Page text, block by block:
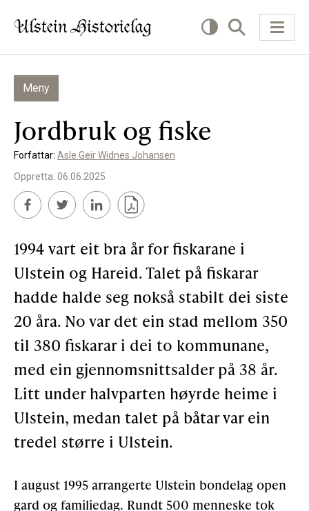
KVA VIL DU LESE OM?
Kultur
Næring
Offentlig
Personar
SLIK KAN DU BIDRA
Bidra til lokalhistorie
OM ULSTEIN HISTORIELAG
Kontakt oss
Om oss
Levd liv
Podkast
Meny
Jordbruk og fiske
Forfattar: Asle Geir Widnes Johansen
Oppretta: 06.06.2025
1994 vart eit bra år for fiskarane i
Ulstein og Hareid. Talet på fiskarar
hadde halde seg nokså stabilt dei siste
20 åra. No var det ein stad mellom 350
til 380 fiskarar i dei to kommunane,
med ein gjennomsnittsalder på 38 år.
Litt under halvparten høyrde heime i
Ulstein, medan talet på båtar var ein
tredel større i Ulstein.
I august 1995 arrangerte Ulstein bondelag open
gard og familiedag. Rundt 500 menneske tok